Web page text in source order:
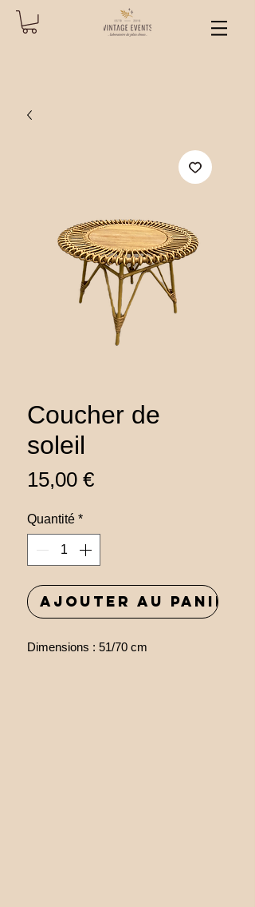
Coucher de
soleil
15,00 €Prix
Quantité *
Ajouter au panier
Dimensions : 51/70 cm